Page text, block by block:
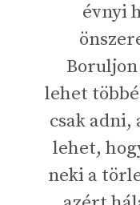
évnyi
Boruljon
lehet
csak adni,
lehet,
neki a